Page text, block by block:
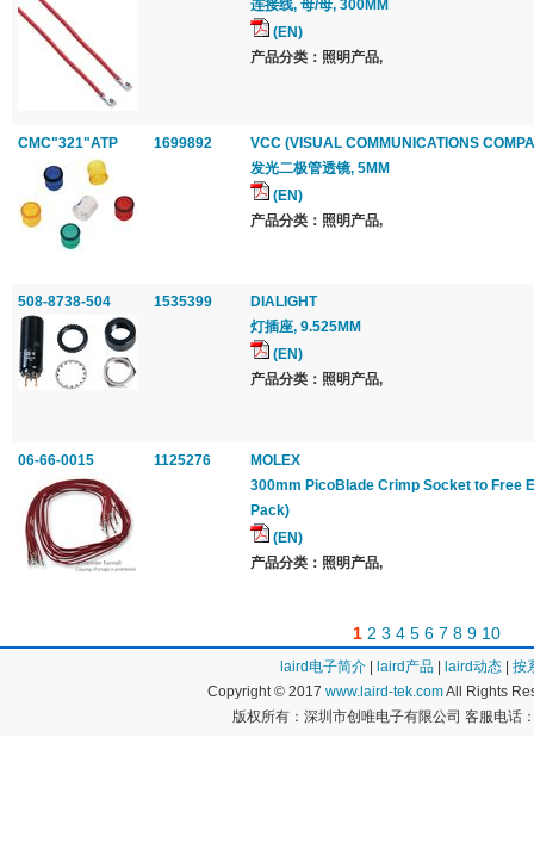
连接线, 母/母, 300MM
(EN)
产品分类：照明产品,
CMC"321"ATP 1699892
VCC (VISUAL COMMUNICATIONS
发光二极管透镜, 5MM
(EN)
产品分类：照明产品,
508-8738-504 1535399
DIALIGHT
灯插座, 9.525MM
(EN)
产品分类：照明产品,
06-66-0015 1125276
MOLEX
300mm PicoBlade Crimp Socket to Free
Pack)
(EN)
产品分类：照明产品,
1 2 3 4 5 6 7 8 9 10
laird电子简介 laird产品 laird动态
按
Copyright © 2017 www.laird-tek.comAll Rights
版权所有：深圳市创唯电子有限公司 客服电话